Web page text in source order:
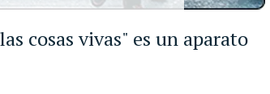
cosas vivas" es un aparato